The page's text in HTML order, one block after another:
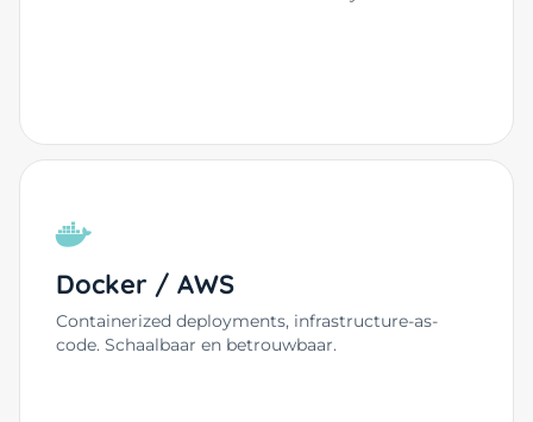
Docker / AWS
Containerized deployments, infrastructure-as-
code. Schaalbaar en betrouwbaar.